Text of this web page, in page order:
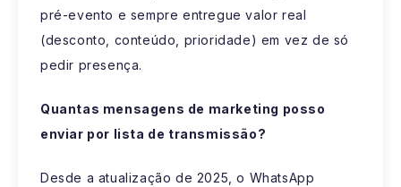
pré-evento e sempre entregue valor real
(desconto, conteúdo, prioridade) em vez de só
pedir presença.
Quantas mensagens de marketing posso
enviar por lista de transmissão?
Desde a atualização de 2025, o WhatsApp